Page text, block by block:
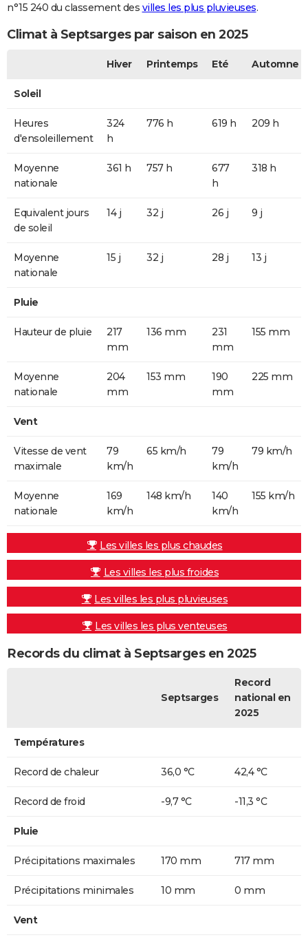
n°15 240 du classement des villes les plus pluvieuses.
Climat à Septsarges par saison en 2025
Hiver Printemps Eté Automne
Soleil
Heures
d'ensoleillement
324
h
776 h 619 h 209 h
Moyenne
nationale
361 h 757 h
677
h
318 h
Equivalent jours
de soleil
14 j 32 j 26 j 9 j
Moyenne
nationale
15 j 32 j 28 j 13 j
Pluie
Hauteur de pluie
217
mm
136 mm
231
mm
155 mm
Moyenne
nationale
204
mm
153 mm
190
mm
225 mm
Vent
Vitesse de vent
maximale
79
km/h
65 km/h
79
km/h
79 km/h
Moyenne
nationale
169
km/h
148 km/h
140
km/h
155 km/h
Les villes les plus chaudes
Les villes les plus froides
Les villes les plus pluvieuses
Les villes les plus venteuses
Records du climat à Septsarges en 2025
Septsarges
Record
national en
2025
Températures
Record de chaleur 36,0 °C 42,4 °C
Record de froid -9,7 °C -11,3 °C
Pluie
Précipitations maximales 170 mm 717 mm
Précipitations minimales 10 mm 0 mm
Vent